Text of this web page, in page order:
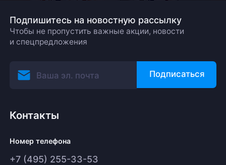
Подпишитесь на новостную рассылку
Чтобы не пропустить важные акции, новости
и спецпредложения
Подписаться
Контакты
Номер телефона
+7 (495) 255-33-53